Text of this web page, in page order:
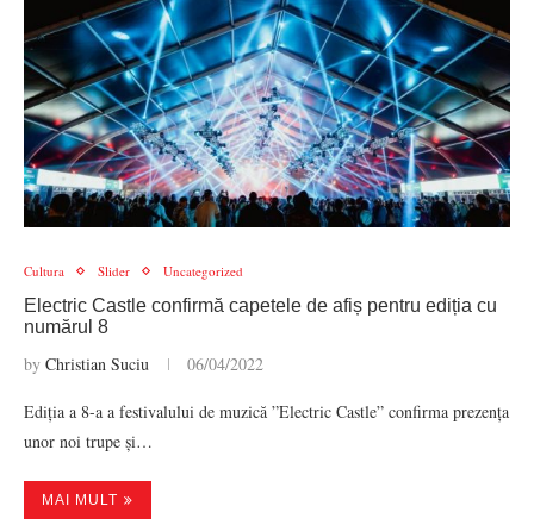
Cultura Slider Uncategorized
Electric Castle confirmă capetele de afiș pentru ediția cu
numărul 8
by Christian Suciu 06/04/2022
Ediția a 8-a a festivalului de muzică ”Electric Castle” confirma prezența
unor noi trupe și…
MAI MULT